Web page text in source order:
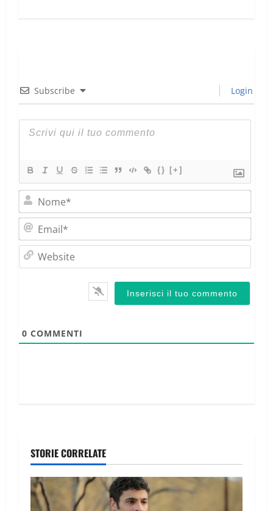
Subscribe Login
{} [+]
0 COMMENTI
STORIE CORRELATE